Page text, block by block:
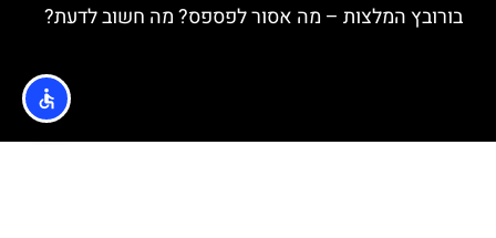
בורובץ המלצות – מה אסור לפספס? מה חשוב לדעת?